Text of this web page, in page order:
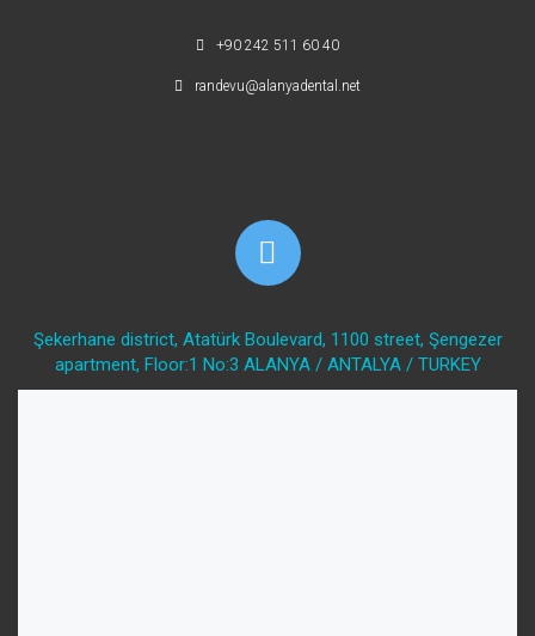
+90 242 511 60 40
randevu@alanyadental.net
Şekerhane district, Atatürk Boulevard, 1100 street, Şengezer
apartment, Floor:1 No:3 ALANYA / ANTALYA / TURKEY